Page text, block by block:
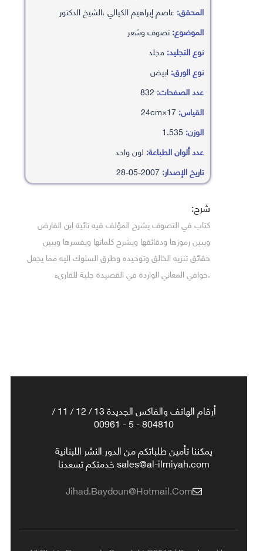
المحقق:عاصم إبراهيم الكيالي ،الشيخ الدكتور
الموضوع:تصوف وشعر
نوع التجليد:مجلد
نوع الورق:ابيض
عدد الصفحات:
القياس:
الوزن:
عدد ألوان الطباعة: لون واحد
تاريخ الإصدار:
شرح:
كتاب في التصوف يشرح المؤلف فيه تائية ابن الفارض
ويبين رموزها ودقائقها ويشرح كلماتها ويفسرها ويبين
حقائق تنزيه الخالق وتوحيده وطرق السلوك اليه مما يجعل
.خوافي المعاني الواردة في القصيدة جلية للقارىء
أرقام الهاتف والفاكس الجديدة 13 / 12 / 11 /
804810 - 5 - 00961
يمكننا تأمين طلباتكم من الدور النشر اللبنانية
sales@al-ilmiyah.com خدمتكم تسعدنا
Jihad.baydoun@hotmail.com